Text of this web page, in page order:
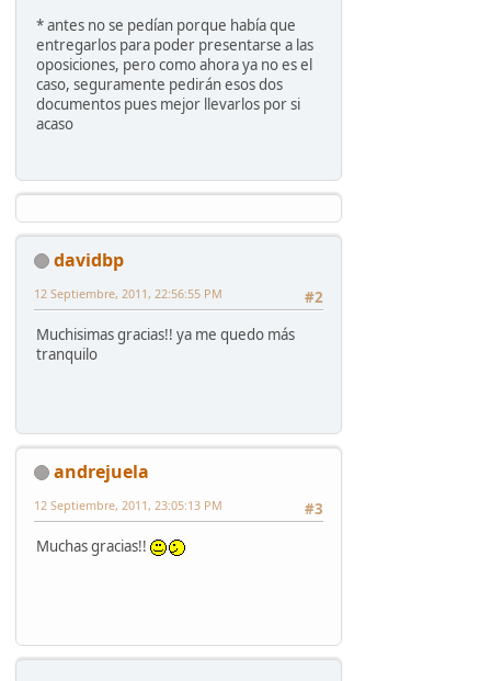
* antes no se pedían porque había que
entregarlos para poder presentarse a las
oposiciones, pero como ahora ya no es el
caso, seguramente pedirán esos dos
documentos pues mejor llevarlos por si
acaso
davidbp
#2
12 Septiembre, 2011, 22:56:55 PM
Muchisimas gracias!! ya me quedo más
tranquilo
andrejuela
#3
12 Septiembre, 2011, 23:05:13 PM
Muchas gracias!!